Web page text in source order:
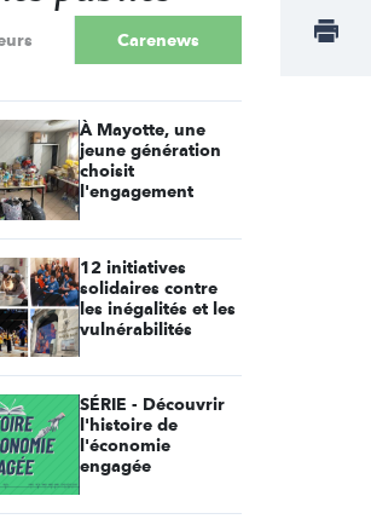
Carenews
À Mayotte, une
jeune génération
choisit
l'engagement
12 initiatives
solidaires contre
les inégalités et les
vulnérabilités
SÉRIE - Découvrir
l'histoire de
l'économie
engagée